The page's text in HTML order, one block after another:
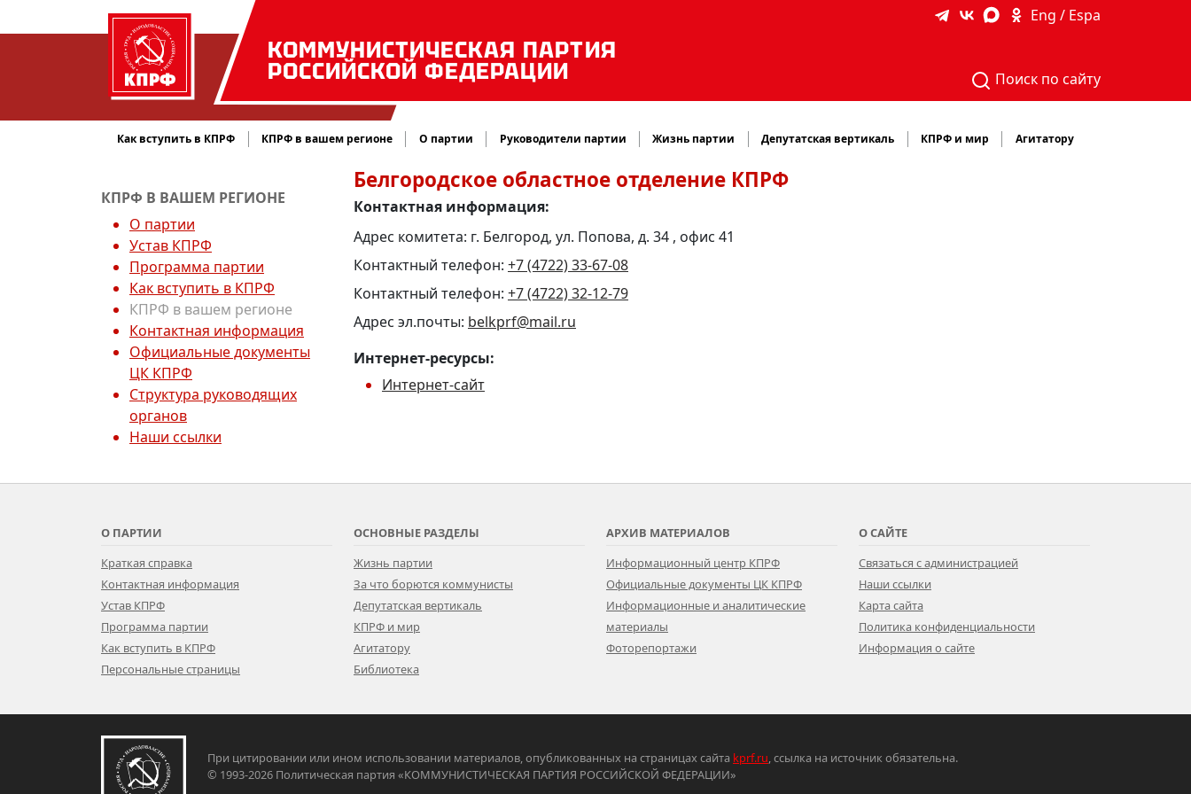
КОММУНИСТИЧЕСКАЯ ПАРТИЯ
РОССИЙСКОЙ ФЕДЕРАЦИИ
Eng / Espa
Поиск по сайту
Как вступить в КПРФ КПРФ в вашем регионе О партии Руководители партии Жизнь партии Депутатская вертикаль КПРФ и мир Агитатору
КПРФ В ВАШЕМ РЕГИОНЕ
О партии
Устав КПРФ
Программа партии
Как вступить в КПРФ
КПРФ в вашем регионе
Контактная информация
Официальные документы
ЦК КПРФ
Структура руководящих
органов
Наши ссылки
Белгородское областное отделение КПРФ
Контактная информация:
Адрес комитета: г. Белгород, ул. Попова, д. 34 , офис 41
Контактный телефон: +7 (4722) 33-67-08
Контактный телефон: +7 (4722) 32-12-79
Адрес эл.почты: belkprf@mail.ru
Интернет-ресурсы:
Интернет-сайт
О ПАРТИИ
Краткая справка
Контактная информация
Устав КПРФ
Программа партии
Как вступить в КПРФ
Персональные страницы
ОСНОВНЫЕ РАЗДЕЛЫ
Жизнь партии
За что борются коммунисты
Депутатская вертикаль
КПРФ и мир
Агитатору
Библиотека
АРХИВ МАТЕРИАЛОВ
Информационный центр КПРФ
Официальные документы ЦК КПРФ
Информационные и аналитические
материалы
Фоторепортажи
О САЙТЕ
Связаться с администрацией
Наши ссылки
Карта сайта
Политика конфиденциальности
Информация о сайте
При цитировании или ином использовании материалов, опубликованных на страницах сайта kprf.ru, ссылка на источник обязательна.
© 1993-2026 Политическая партия «КОММУНИСТИЧЕСКАЯ ПАРТИЯ РОССИЙСКОЙ ФЕДЕРАЦИИ»